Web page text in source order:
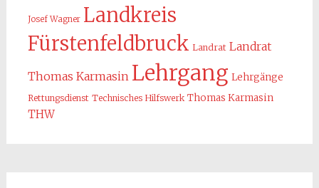
Josef Wagner Landkreis
Fürstenfeldbruck Landrat Landrat
Thomas Karmasin Lehrgang Lehrgänge
Rettungsdienst Technisches Hilfswerk Thomas Karmasin
THW